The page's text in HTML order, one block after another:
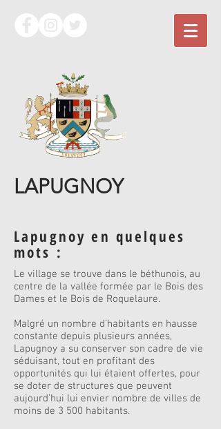
LAPUGNOY
Lapugnoy en quelques
mots :
Le village se trouve dans le béthunois, au
centre de la vallée formée par le Bois des
Dames et le Bois de Roquelaure.
Malgré un nombre d’habitants en hausse
constante depuis plusieurs années,
Lapugnoy a su conserver son cadre de vie
séduisant, tout en profitant des
opportunités qui lui étaient offertes, pour
se doter de structures que peuvent
aujourd’hui lui envier nombre de villes de
moins de 3 500 habitants.